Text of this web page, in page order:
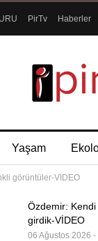
PirTv Haberler
Yaşam
görüntüler-VİDEO
Özdemir:
girdik-VİDEO
06 Ağustos 2026 -